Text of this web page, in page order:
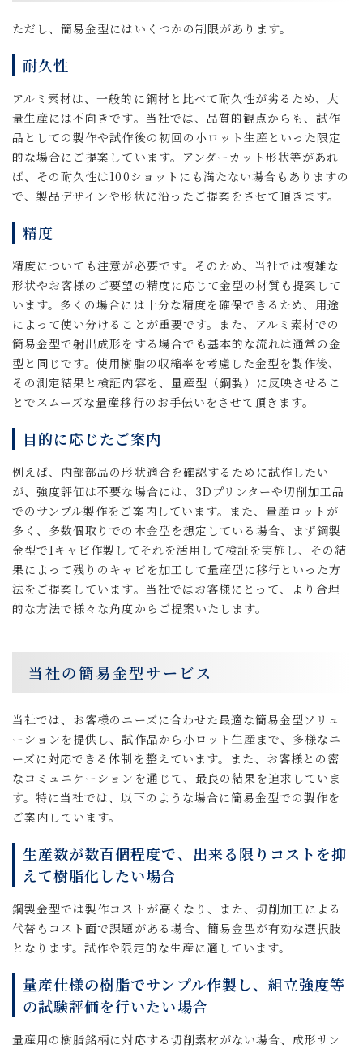
ただし、簡易金型にはいくつかの制限があります。
耐久性
アルミ素材は、一般的に鋼材と比べて耐久性が劣るため、大
量生産には不向きです。当社では、品質的観点からも、試作
品としての製作や試作後の初回の小ロット生産といった限定
的な場合にご提案しています。アンダーカット形状等があれ
ば、その耐久性は100ショットにも満たない場合もありますの
で、製品デザインや形状に沿ったご提案をさせて頂きます。
精度
精度についても注意が必要です。そのため、当社では複雑な
形状やお客様のご要望の精度に応じて金型の材質も提案して
います。多くの場合には十分な精度を確保できるため、用途
によって使い分けることが重要です。また、アルミ素材での
簡易金型で射出成形をする場合でも基本的な流れは通常の金
型と同じです。使用樹脂の収縮率を考慮した金型を製作後、
その測定結果と検証内容を、量産型（鋼製）に反映させるこ
とでスムーズな量産移行のお手伝いをさせて頂きます。
目的に応じたご案内
例えば、内部部品の形状適合を確認するために試作したい
が、強度評価は不要な場合には、3Dプリンターや切削加工品
でのサンプル製作をご案内しています。また、量産ロットが
多く、多数個取りでの本金型を想定している場合、まず鋼製
金型で1キャビ作製してそれを活用して検証を実施し、その結
果によって残りのキャビを加工して量産型に移行といった方
法をご提案しています。当社ではお客様にとって、より合理
的な方法で様々な角度からご提案いたします。
当社の簡易金型サービス
当社では、お客様のニーズに合わせた最適な簡易金型ソリュ
ーションを提供し、試作品から小ロット生産まで、多様なニ
ーズに対応できる体制を整えています。また、お客様との密
なコミュニケーションを通じて、最良の結果を追求していま
す。特に当社では、以下のような場合に簡易金型での製作を
ご案内しています。
生産数が数百個程度で、出来る限りコストを抑
えて樹脂化したい場合
鋼製金型では製作コストが高くなり、また、切削加工による
代替もコスト面で課題がある場合、簡易金型が有効な選択肢
となります。試作や限定的な生産に適しています。
量産仕様の樹脂でサンプル作製し、組立強度等
の試験評価を行いたい場合
量産用の樹脂銘柄に対応する切削素材がない場合、成形サン